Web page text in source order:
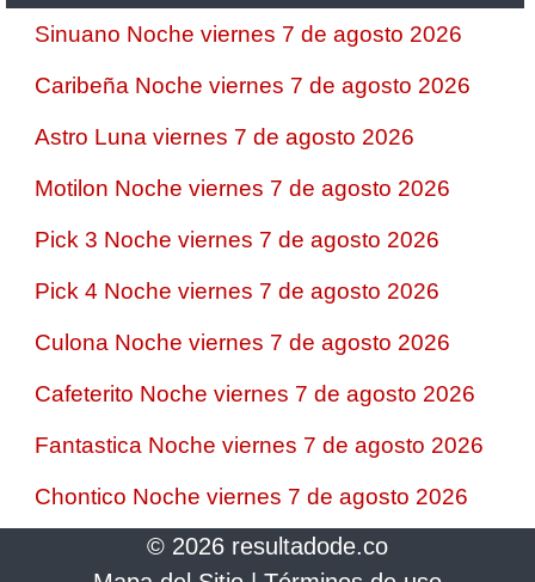
Sinuano Noche viernes 7 de agosto 2026
Caribeña Noche viernes 7 de agosto 2026
Astro Luna viernes 7 de agosto 2026
Motilon Noche viernes 7 de agosto 2026
Pick 3 Noche viernes 7 de agosto 2026
Pick 4 Noche viernes 7 de agosto 2026
Culona Noche viernes 7 de agosto 2026
Cafeterito Noche viernes 7 de agosto 2026
Fantastica Noche viernes 7 de agosto 2026
Chontico Noche viernes 7 de agosto 2026
© 2026 resultadode.co